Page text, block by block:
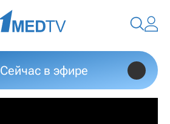
Сейчас в эфире